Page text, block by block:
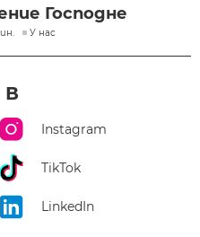
Господне
У нас
В
Instagram
TikTok
LinkedIn